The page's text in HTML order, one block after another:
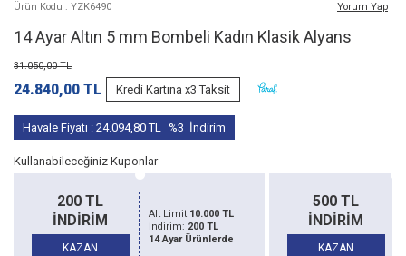
Ürün Kodu : YZK6490 Yorum Yap
14 Ayar Altın 5 mm Bombeli Kadın Klasik Alyans
31.050,00TL
24.840,00 TL Kredi Kartına x3 Taksit
Havale Fiyatı : 24.094,80TL %3 İndirim
Kullanabileceğiniz Kuponlar
500 TL
İNDİRİM
KAZAN
Alt Limit20.000 TL
İndirim:500 TL
14 Ayar Ürünlerde
1500 TL
İNDİRİM
KAZAN